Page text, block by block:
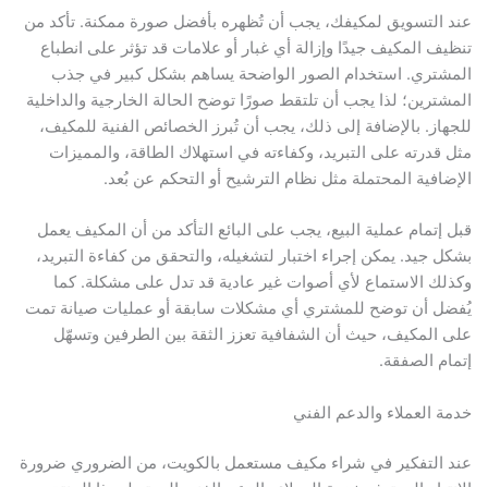
عند التسويق لمكيفك، يجب أن تُظهره بأفضل صورة ممكنة. تأكد من
تنظيف المكيف جيدًا وإزالة أي غبار أو علامات قد تؤثر على انطباع
المشتري. استخدام الصور الواضحة يساهم بشكل كبير في جذب
المشترين؛ لذا يجب أن تلتقط صورًا توضح الحالة الخارجية والداخلية
للجهاز. بالإضافة إلى ذلك، يجب أن تُبرز الخصائص الفنية للمكيف،
مثل قدرته على التبريد، وكفاءته في استهلاك الطاقة، والمميزات
الإضافية المحتملة مثل نظام الترشيح أو التحكم عن بُعد.
قبل إتمام عملية البيع، يجب على البائع التأكد من أن المكيف يعمل
بشكل جيد. يمكن إجراء اختبار لتشغيله، والتحقق من كفاءة التبريد،
وكذلك الاستماع لأي أصوات غير عادية قد تدل على مشكلة. كما
يُفضل أن توضح للمشتري أي مشكلات سابقة أو عمليات صيانة تمت
على المكيف، حيث أن الشفافية تعزز الثقة بين الطرفين وتسهّل
إتمام الصفقة.
خدمة العملاء والدعم الفني
عند التفكير في شراء مكيف مستعمل بالكويت، من الضروري ضرورة